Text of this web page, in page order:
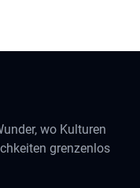
wo Kulturen
grenzenlos